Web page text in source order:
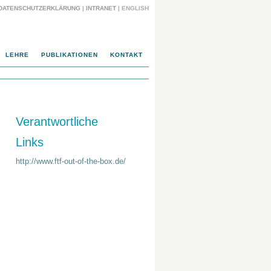
| INTRANET | ENGLISH
LEHRE PUBLIKATIONEN KONTAKT
Verantwortliche
Links
http://www.ftf-out-of-the-box.de/